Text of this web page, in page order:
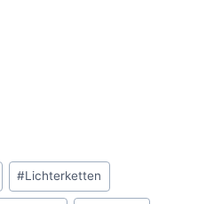
#Lichterketten